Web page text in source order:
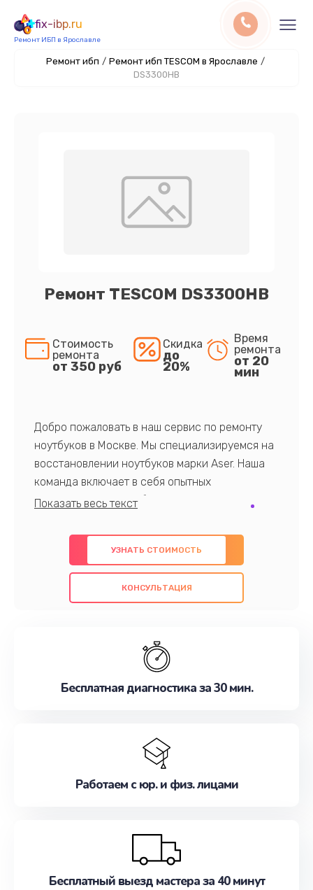
fix-ibp.ru
Ремонт ИБП в Ярославле
Ремонт ибп / Ремонт ибп TESCOM в Ярославле /
DS3300HB
Ремонт TESCOM DS3300HB
Стоимость
ремонта
от 350 руб
Скидка
до
20%
Время
ремонта
от 20
мин
Добро пожаловать в наш сервис по ремонту
ноутбуков в Москве. Мы специализируемся на
восстановлении ноутбуков марки Aser. Наша
команда включает в себя опытных
профессионалов с обширными знаниями и
предлагаем быстрый и качественный ремонт с
использованием оригинальных компонентов, а
также гарантируем качество всех
проведенных работ. Наша цель - предоставить
наилучшим образом. Не медлите записаться на
УЗНАТЬ СТОИМОСТЬ
КОНСУЛЬТАЦИЯ
Бесплатная диагностика за 30 мин.
Работаем с юр. и физ. лицами
Бесплатный выезд мастера за 40 минут